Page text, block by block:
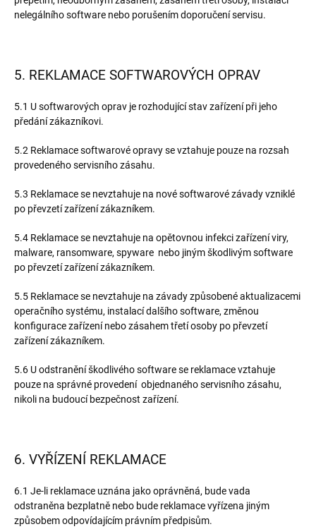
nelegálního software nebo porušením doporučení servisu.
5. REKLAMACE SOFTWAROVÝCH OPRAV
5.1 U softwarových oprav je rozhodující stav zařízení při jeho
předání zákazníkovi.
5.2 Reklamace softwarové opravy se vztahuje pouze na rozsah
provedeného servisního zásahu.
5.3 Reklamace se nevztahuje na nové softwarové závady vzniklé
po převzetí zařízení zákazníkem.
5.4 Reklamace se nevztahuje na opětovnou infekci zařízení viry,
malware, ransomware, spyware nebo jiným škodlivým software
po převzetí zařízení zákazníkem.
5.5 Reklamace se nevztahuje na závady způsobené aktualizacemi
operačního systému, instalací dalšího software, změnou
konfigurace zařízení nebo zásahem třetí osoby po převzetí
zařízení zákazníkem.
5.6 U odstranění škodlivého software se reklamace vztahuje
pouze na správné provedení objednaného servisního zásahu,
nikoli na budoucí bezpečnost zařízení.
6. VYŘÍZENÍ REKLAMACE
6.1 Je-li reklamace uznána jako oprávněná, bude vada
odstraněna bezplatně nebo bude reklamace vyřízena jiným
způsobem odpovídajícím právním předpisům.